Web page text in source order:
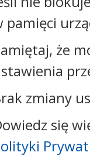
pamięci
że
zmiany
się